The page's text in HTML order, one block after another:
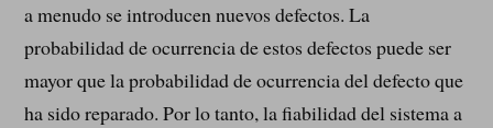
a menudo se introducen nuevos defectos. La
probabilidad de ocurrencia de estos defectos puede ser
mayor que la probabilidad de ocurrencia del defecto que
ha sido reparado. Por lo tanto, la fiabilidad del sistema a